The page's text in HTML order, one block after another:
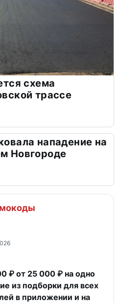
схема
трассе
нападение на
Новгороде
₽ от 25 000 ₽ на одно
из подборки для всех
в приложении и на